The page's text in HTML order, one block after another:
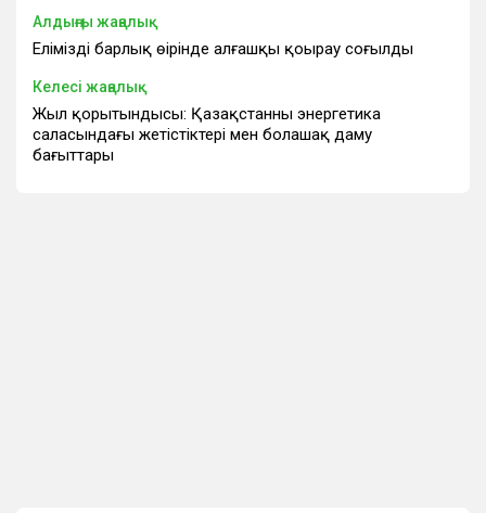
Алдыңғы жаңалық
Еліміздің барлық өңірінде алғашқы қоңырау соғылды
Келесі жаңалық
Жыл қорытындысы: Қазақстанның энергетика
саласындағы жетістіктері мен болашақ даму
бағыттары